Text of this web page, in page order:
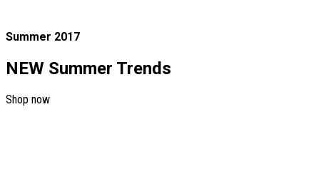
Summer 2017
NEW Summer Trends
Shop now